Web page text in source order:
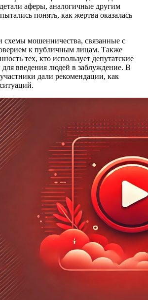
аферы, аналогичные другим
понять, как жертва оказалась
схемы мошенничества, связанные с
к публичным лицам. Также
тех, кто использует депутатские
введения людей в заблуждение. В
дали рекомендации, как